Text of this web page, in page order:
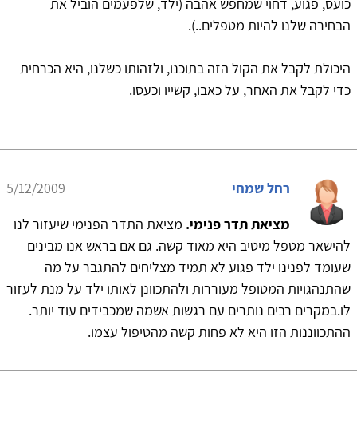
הבחירה שלנו להיות מטפלים..).
היכולת לקבל את הקול הזה בתוכנו, ולזהותו כשלנו, היא הכרחית
כדי לקבל את האחר, על כאבו, קשייו וכעסו.
רחל שמחי
5/12/2009
מציאת תדר פנימי. מציאת התדר הפנימי שיעזור לנו
להישאר מטפל מיטיב היא מאוד קשה. גם אם בראש אנו מבינים
שעומד לפנינו ילד פגוע לא תמיד מצליחים להתגבר על מה
שהתנהגויות המטופל מעוררות ולהתכוונן לאותו ילד על מנת לעזור
לו.במקרים רבים נותרים עם רגשות אשמה שמכבידים עוד יותר.
ההתכווננות הזו היא לא פחות קשה מהטיפול עצמו.